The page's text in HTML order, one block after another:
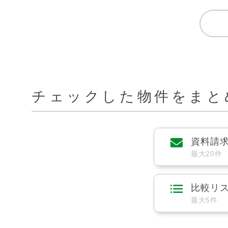
チェックした物件をまと
資料請
最大20件
比較リ
最大5件